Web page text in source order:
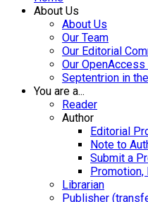
About Us
About Us
Our Team
Our Editorial
Our
Septentrion in
You are a...
Reader
Author
Editorial
Note to
Submit a
Promotion,
Librarian
Publisher